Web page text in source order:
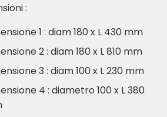
:
1 : diam 180 x L 430 mm
2 : diam 180 x L 810 mm
3 : diam 100 x L 230 mm
4 : diametro 100 x L 380